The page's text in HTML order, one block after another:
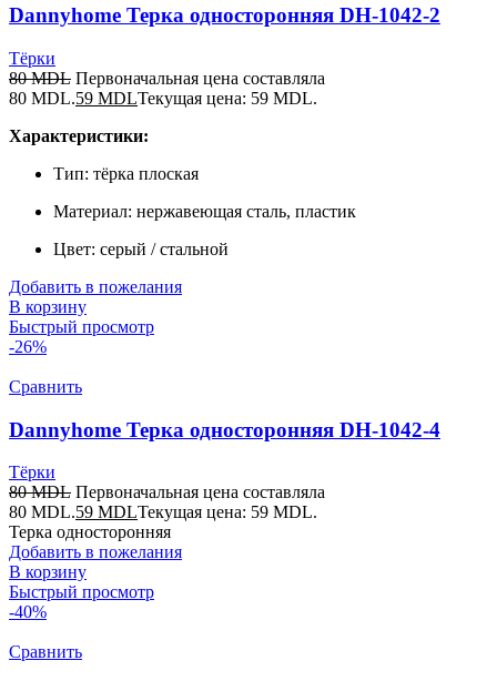
Dannyhome Терка односторонняя DH-1042-2
Тёрки
80MDL Первоначальная цена составляла
80 MDL.59 MDLТекущая цена: 59 MDL.
Характеристики:
Тип: тёрка плоская
Материал: нержавеющая сталь, пластик
Цвет: серый / стальной
Добавить в пожелания
В корзину
Быстрый просмотр
-26%
Сравнить
Dannyhome Терка односторонняя DH-1042-4
Тёрки
80MDL Первоначальная цена составляла
80 MDL.59 MDLТекущая цена: 59 MDL.
Терка односторонняя
Добавить в пожелания
В корзину
Быстрый просмотр
-40%
Сравнить